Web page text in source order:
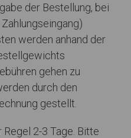
der Bestellung, bei
werden anhand der
gehen zu
durch den
gestellt.
Regel 2-3 Tage. Bitte